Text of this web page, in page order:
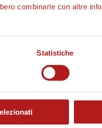
combinarle con altre
Statistiche